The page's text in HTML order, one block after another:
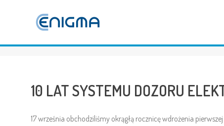
10 LAT SYSTEMU DOZORU
17 września obchodziliśmy okrągłą rocznicę wdrożenia